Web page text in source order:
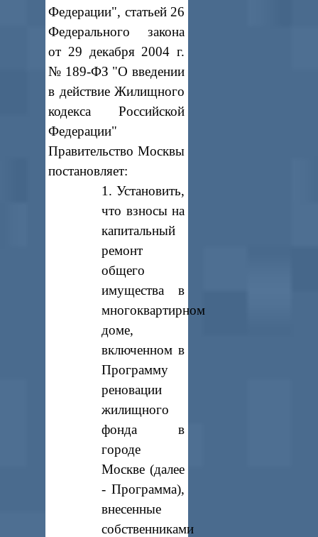
Федерации", статьей 26
Федерального закона
от 29 декабря 2004 г.
№ 189-ФЗ "О введении
в действие Жилищного
кодекса Российской
Федерации"
Правительство Москвы
постановляет:
1. Установить,
что взносы на
капитальный
ремонт
общего
имущества в
многоквартирном
доме,
включенном в
Программу
реновации
жилищного
фонда в
городе
Москве (далее
- Программа),
внесенные
собственниками